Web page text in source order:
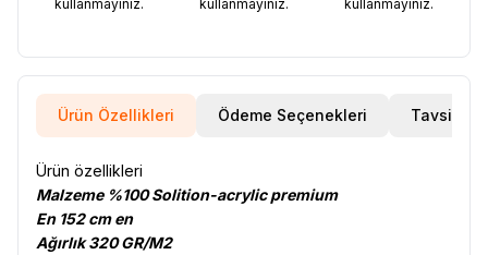
kullanmayınız.
kullanmayınız.
kullanmayınız.
Ürün Özellikleri Ödeme Seçenekleri Tavsiye Et
Ürün özellikleri
Malzeme %100 Solition-acrylic premium
En 152 cm en
Ağırlık 320 GR/M2